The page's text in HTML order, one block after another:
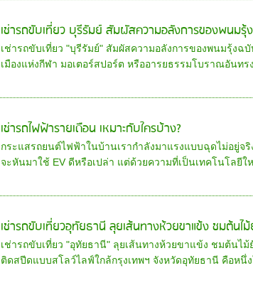
เช่ารถขับเที่ยว บุรีรัมย์ สัมผัสความอลังการของพนม
เช่ารถขับเที่ยว "บุรีรัมย์" สัมผัสความอลังการของพนมรุ้ง
เมืองแห่งกีฬา มอเตอร์สปอร์ต หรืออารยธรรมโบราณอันท
เช่ารถไฟฟ้ารายเดือน เหมาะกับใครบ้าง?
กระแสรถยนต์ไฟฟ้าในบ้านเรากำลังมาแรงแบบฉุดไม่อยู่จ
จะหันมาใช้ EV ดีหรือเปล่า แต่ด้วยความที่เป็นเทคโนโลยีใ
เช่ารถขับเที่ยวอุทัยธานี ลุยเส้นทางห้วยขาแข้ง ชมต้นไ
เช่ารถขับเที่ยว "อุทัยธานี" ลุยเส้นทางห้วยขาแข้ง ชมต้นไ
ติดสปีดแบบสโลว์ไลฟ์ใกล้กรุงเทพฯ จังหวัดอุทัยธานี คือหนึ่